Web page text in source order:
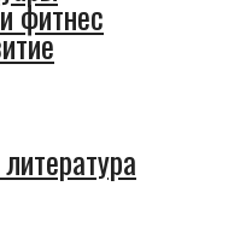
фитнес